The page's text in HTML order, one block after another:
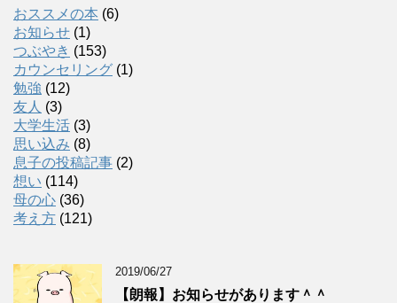
おススメの本 (6)
お知らせ (1)
つぶやき (153)
カウンセリング (1)
勉強 (12)
友人 (3)
大学生活 (3)
思い込み (8)
息子の投稿記事 (2)
想い (114)
母の心 (36)
考え方 (121)
2019/06/27
【朗報】お知らせがあります＾＾